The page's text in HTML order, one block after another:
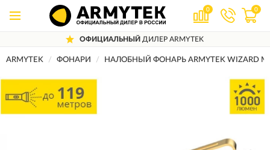
0 0
ОФИЦИАЛЬНЫЙ ДИЛЕР ARMYTEK
ARMYTEK ФОНАРИ НАЛОБНЫЙ ФОНАРЬ ARMYTEK WIZARD